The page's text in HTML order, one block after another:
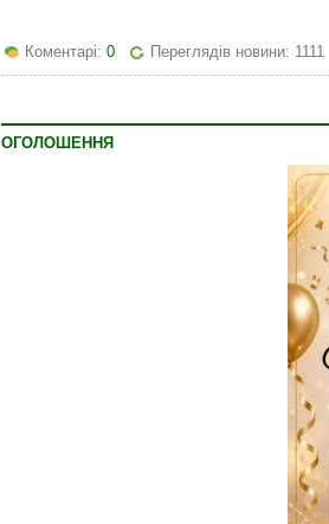
Коментарі: 0 Переглядів новини: 1111
ОГОЛОШЕННЯ